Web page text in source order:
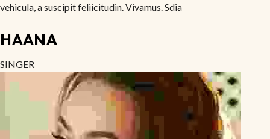
vehicula, a suscipit feliicitudin. Vivamus. Sdia
HAANA
SINGER